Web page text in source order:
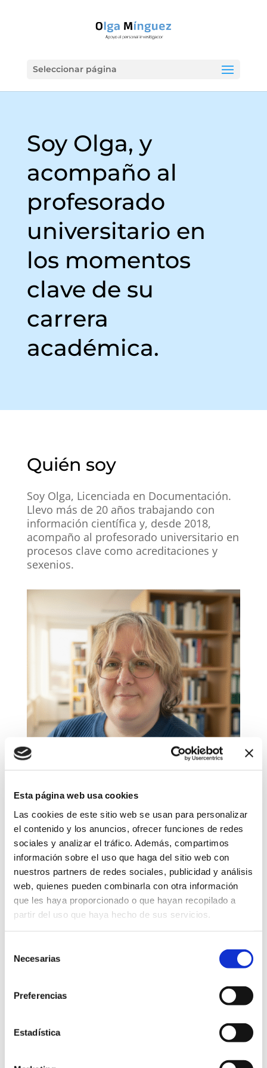
Esta página web usa cookies
Las cookies de este sitio web se usan para personalizar
el contenido y los anuncios, ofrecer funciones de redes
sociales y analizar el tráfico. Además, compartimos
información sobre el uso que haga del sitio web con
nuestros partners de redes sociales, publicidad y análisis
web, quienes pueden combinarla con otra información
que les haya proporcionado o que hayan recopilado a
partir del uso que haya hecho de sus servicios.
Necesarias
Preferencias
Estadística
Seleccionar página
Soy Olga, y
acompaño al
profesorado
universitario en
los momentos
clave de su
carrera
académica.
Quién soy
Soy Olga, Licenciada en Documentación.
Llevo más de 20 años trabajando con
información científica y, desde 2018,
acompaño al profesorado universitario en
procesos clave como acreditaciones y
sexenios.
Lo mío no son solo papeles: es
ayudarte a que avances con
claridad y sin dolores de
cabeza.
documentos o rellenar solicitudes. Sé lo
que supone enfrentarse a procedimientos
ajustados. Por eso, lo que ofrezco es algo
más: claridad, estrategia y tranquilidad.